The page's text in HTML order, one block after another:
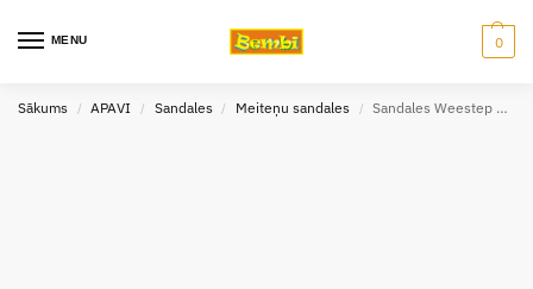
MENU 0
Sākums / APAVI / Sandales / Meiteņu sandales / Sandales Weestep R539951035